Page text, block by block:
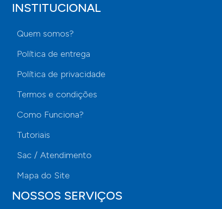
INSTITUCIONAL
Quem somos?
Política de entrega
Política de privacidade
Termos e condições
Como Funciona?
Tutoriais
Sac / Atendimento
Mapa do Site
NOSSOS SERVIÇOS